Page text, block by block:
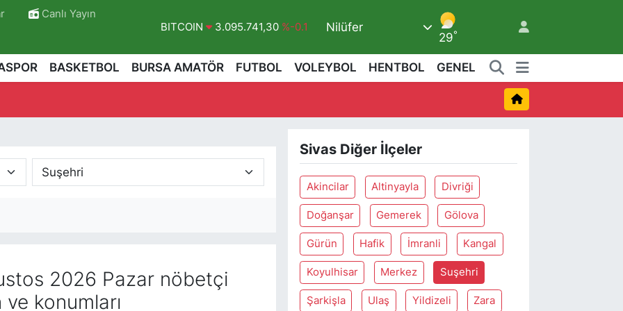
Canlı Yayın
BITCOIN 3.095.741,30 %-0.15
DOLAR
47,7436 %0.18
%-14
Nilüfer
29°
BASKETBOL BURSA AMATÖR FUTBOL VOLEYBOL HENTBOL GENEL
2026 Pazar nöbetçi
konumları
Sivas Diğer İlçeler
Akincilar Altinyayla Divriği
Doğanşar Gemerek Gölova
Gürün Hafik İmranli Kangal
Koyulhisar Merkez Suşehri
Şarkişla Ulaş Yildizeli Zara